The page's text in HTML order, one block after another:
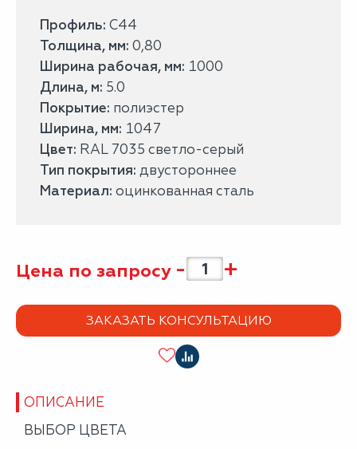
Профиль: С44
Толщина, мм: 0,80
Ширина рабочая, мм: 1000
Длина, м: 5.0
Покрытие: полиэстер
Ширина, мм: 1047
Цвет: RAL 7035 светло-серый
Тип покрытия: двустороннее
Материал: оцинкованная сталь
Цена по запросу - +
ЗАКАЗАТЬ КОНСУЛЬТАЦИЮ
ОПИСАНИЕ
ВЫБОР ЦВЕТА